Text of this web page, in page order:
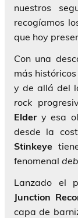
nuestros
recogíamos
que hoy
Con una
más
y de allá del
rock
Eldery esa
desde la
Stinkeye
fenomenal
Lanzado el
Junction
capa de